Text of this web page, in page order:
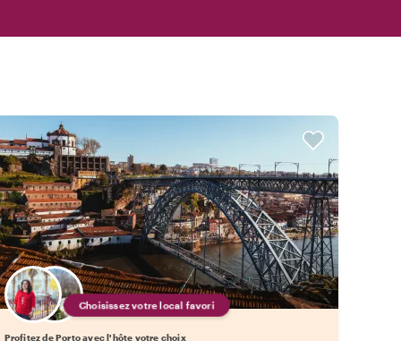
Choisissez votre local favori
Profitez de Porto avec l'hôte votre choix